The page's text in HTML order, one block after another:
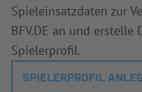
Spieleinsatzdaten zur
BFV.DE an und erstelle
Spielerprofil.
SPIELERPROFIL